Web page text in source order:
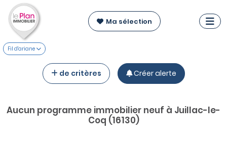
Ma sélection
Fil d'ariane
de critères Créer alerte
Aucun programme immobilier neuf à Juillac-le-
Coq (16130)